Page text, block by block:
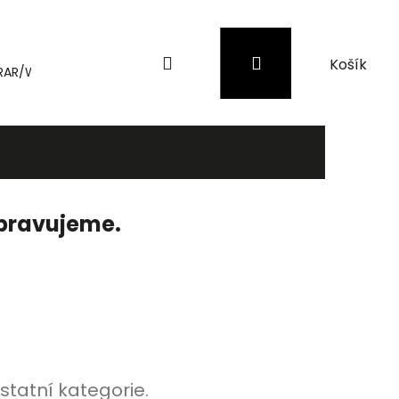
WinRAR Záložní zdroje (UPS) a přepěťové
PřihlášeníNákupní
košík
kategorie.